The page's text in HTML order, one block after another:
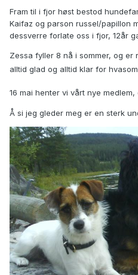
Fram til i fjor høst bestod
Kaifaz og parson russel/papillon
dessverre forlate oss i fjor, 12år
Zessa fyller 8 nå i sommer, og
alltid glad og alltid klar for
16 mai henter vi vårt nye
Å si jeg gleder meg er en sterk